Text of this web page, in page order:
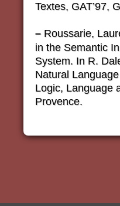
Textes, GAT’97,
– Roussarie,
in the Semantic
System. In R.
Natural
Logic, Language
Provence.